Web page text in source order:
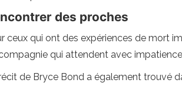
des proches
ceux qui ont des expériences de mort
qui attendent avec
de Bryce Bond a également trouvé